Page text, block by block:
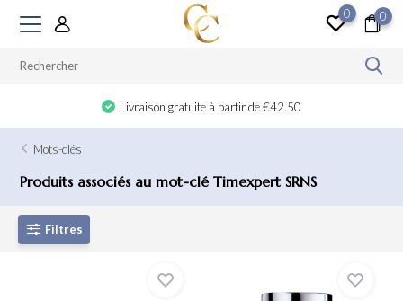
0 0
Livraison gratuite à partir de €42.50
Mots-clés
Produits associés au mot-clé Timexpert SRNS
Filtres